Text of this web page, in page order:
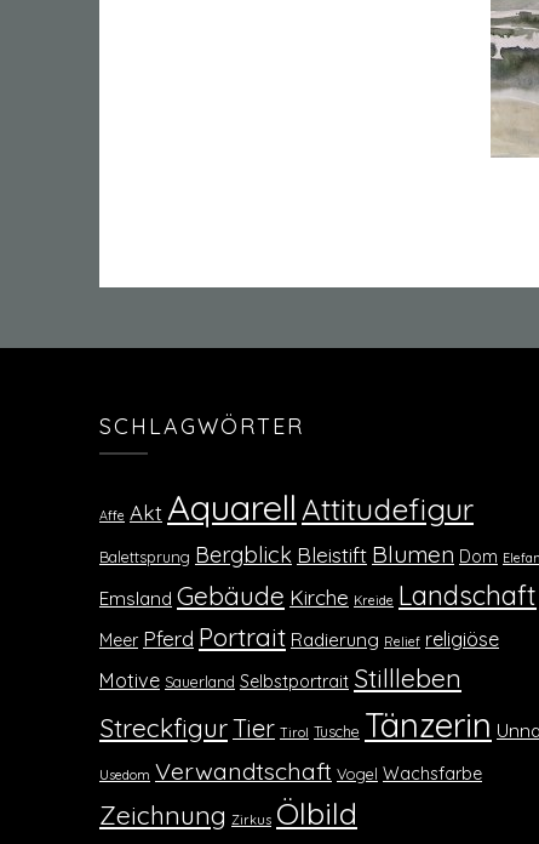
SCHLAGWÖRTER
Affe Akt Aquarell Attitudefigur
Balettsprung Bergblick Bleistift Blumen Dom
Emsland Gebäude Kirche Kreide Landschaft
Meer Pferd Portrait Radierung Relief religiöse
Motive Sauerland Selbstportrait Stillleben
StreckfigurTier Tirol Tusche Tänzerin Unna
Usedom Verwandtschaft Vogel Wachsfarbe
Zeichnung Zirkus Ölbild